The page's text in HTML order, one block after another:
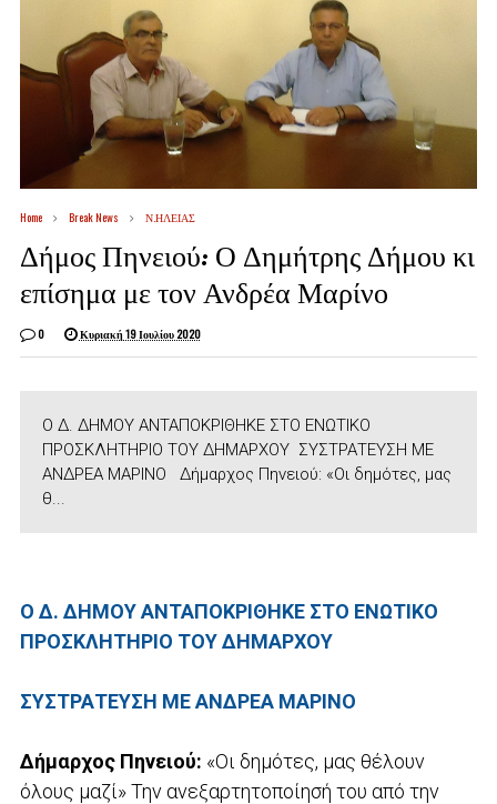
Home Break News Ν.ΗΛΕΙΑΣ
Δήμος Πηνειού: Ο Δημήτρης Δήμου κι
επίσημα με τον Ανδρέα Μαρίνο
0 Κυριακή 19 Ιουλίου 2020
Ο Δ. ΔΗΜΟΥ ΑΝΤΑΠΟΚΡΙΘΗΚΕ ΣΤΟ ΕΝΩΤΙΚΟ
ΠΡΟΣΚΛΗΤΗΡΙΟ ΤΟΥ ΔΗΜΑΡΧΟΥ ΣΥΣΤΡΑΤΕΥΣΗ ΜΕ
ΑΝΔΡΕΑ ΜΑΡΙΝΟ Δήμαρχος Πηνειού: «Οι δημότες, μας
θ...
Ο Δ. ΔΗΜΟΥ ΑΝΤΑΠΟΚΡΙΘΗΚΕ ΣΤΟ ΕΝΩΤΙΚΟ
ΠΡΟΣΚΛΗΤΗΡΙΟ ΤΟΥ ΔΗΜΑΡΧΟΥ
ΣΥΣΤΡΑΤΕΥΣΗ ΜΕ ΑΝΔΡΕΑ ΜΑΡΙΝΟ
Δήμαρχος Πηνειού: «Οι δημότες, μας θέλουν
όλους μαζί» Την ανεξαρτητοποίησή του από την